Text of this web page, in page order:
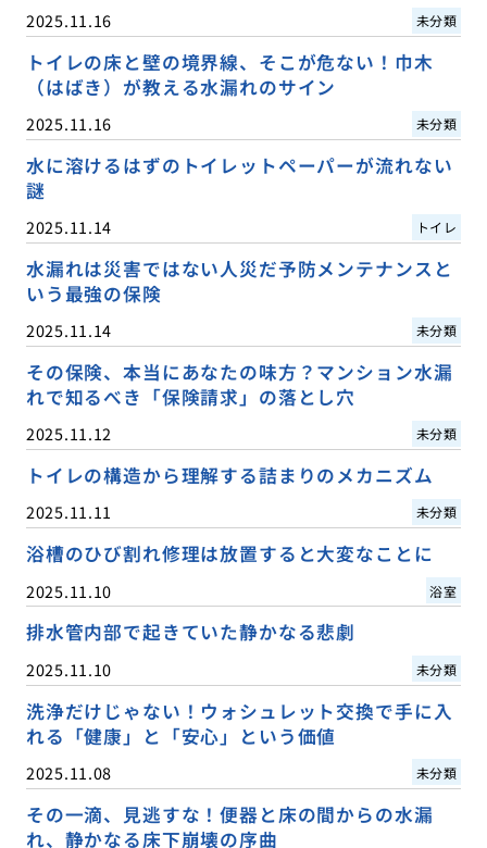
2025.11.16 未分類
トイレの床と壁の境界線、そこが危ない！巾木
（はばき）が教える水漏れのサイン
2025.11.16 未分類
水に溶けるはずのトイレットペーパーが流れない
謎
2025.11.14 トイレ
水漏れは災害ではない人災だ予防メンテナンスと
いう最強の保険
2025.11.14 未分類
その保険、本当にあなたの味方？マンション水漏
れで知るべき「保険請求」の落とし穴
2025.11.12 未分類
トイレの構造から理解する詰まりのメカニズム
2025.11.11 未分類
浴槽のひび割れ修理は放置すると大変なことに
2025.11.10 浴室
排水管内部で起きていた静かなる悲劇
2025.11.10 未分類
洗浄だけじゃない！ウォシュレット交換で手に入
れる「健康」と「安心」という価値
2025.11.08 未分類
その一滴、見逃すな！便器と床の間からの水漏
れ、静かなる床下崩壊の序曲